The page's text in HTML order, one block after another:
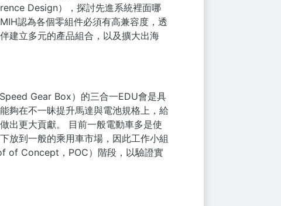
Design），探討先進系統裡面哪
認為各個零組件必須有高兼容度，透
建立多元的產品組合，以及擴大出海
Gear Box）的三合一EDU會是具
夠在不一昧提升馬達與電池規格上，給
出更大貢獻。
目前一般電動車多是使
放到一般的乘用車市場，因此工作小組
of Concept，POC）階段，以驗證實